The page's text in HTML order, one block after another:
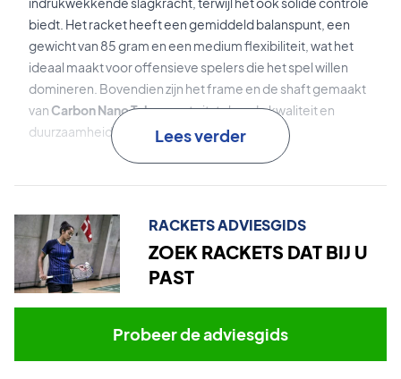
biedt. Het racket heeft een gemiddeld balanspunt, een
gewicht van 85 gram en een medium flexibiliteit, wat het
ideaal maakt voor offensieve spelers die het spel willen
domineren. Bovendien zijn het frame en de shaft gemaakt
van Carbon Nano Tubes, wat uitstekende kwaliteit en
duurzaamheid garandeert.
Wordt geleverd met fabrieksbespanning.Wij raden
echter altijd aan om te kiezen voor een professionele
bespanning om het maximale uit het racket te halen.
TX bespanning aan met een spanning van 10,5 kg.
Lees verder
RACKETS ADVIESGIDS
ZOEK RACKETS DAT BIJ U
PAST
Probeer de adviesgids